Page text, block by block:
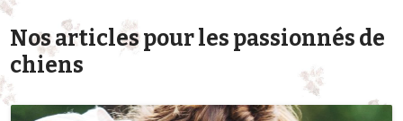
Nos articles pour les passionnés de
chiens